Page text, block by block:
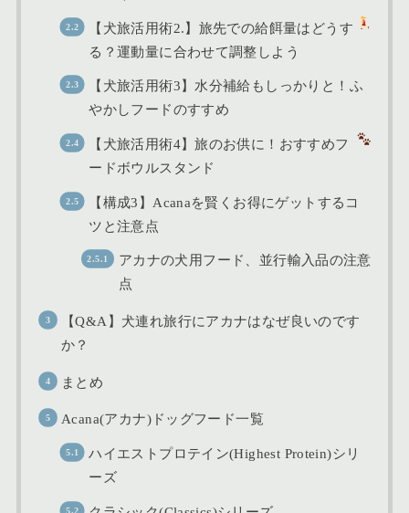
【犬旅活用術2.】旅先での給餌量はどうす
る？運動量に合わせて調整しよう
【犬旅活用術3】水分補給もしっかりと！ふ
やかしフードのすすめ
【犬旅活用術4】旅のお供に！おすすめフ
ードボウルスタンド
【構成3】Acanaを賢くお得にゲットするコ
ツと注意点
アカナの犬用フード、並行輸入品の注意
点
【Q&A】犬連れ旅行にアカナはなぜ良いのです
か？
まとめ
Acana(アカナ)ドッグフード一覧
ハイエストプロテイン(Highest Protein)シリ
ーズ